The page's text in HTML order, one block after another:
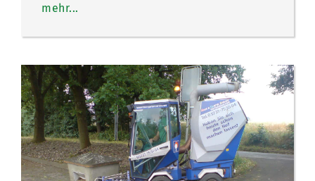
mehr...